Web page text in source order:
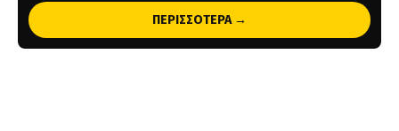
Χάντμπολ Γυναικών: Παίκτρια της ΑΕΚ η Νικολίνα
ΠΕΡΙΣΣΟΤΕΡΑ →